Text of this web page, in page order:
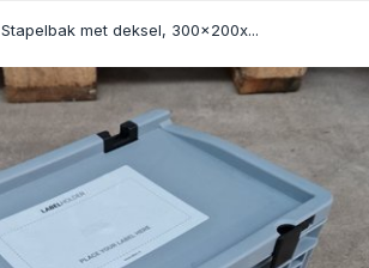
Stapelbak met deksel, 300x200x...